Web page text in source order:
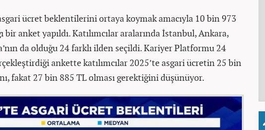
ücret beklentilerini ortaya koymak amacıyla 10 bin 973
bir anket yapıldı. Katılımcılar aralarında İstanbul, Ankara,
da olduğu 24 farklı ilden seçildi. Kariyer Platformu 24
ankette katılımcılar 2025’te asgari ücretin 25 bin
fakat 27 bin 885 TL olması gerektiğini düşünüyor.